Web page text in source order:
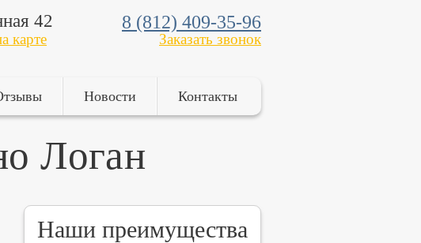
42
карте
8 (812) 409-35-96
Заказать звонок
Новости Контакты
Логан
Наши преимущества